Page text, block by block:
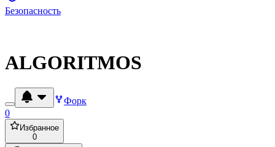
Безопасность
ALGORITMOS
Форк
0
Избранное
0